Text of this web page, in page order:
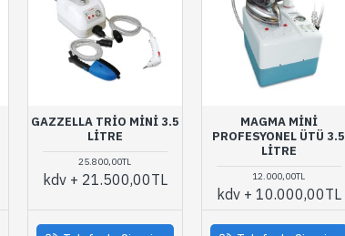
GAZZELLA TRIO MINI 3.5
LITRE
25.800,00TL
kdv + 21.500,00TL
MAGMA MINI
PROFESYONEL ÜTÜ 3.5
LITRE
12.000,00TL
kdv + 10.000,00TL